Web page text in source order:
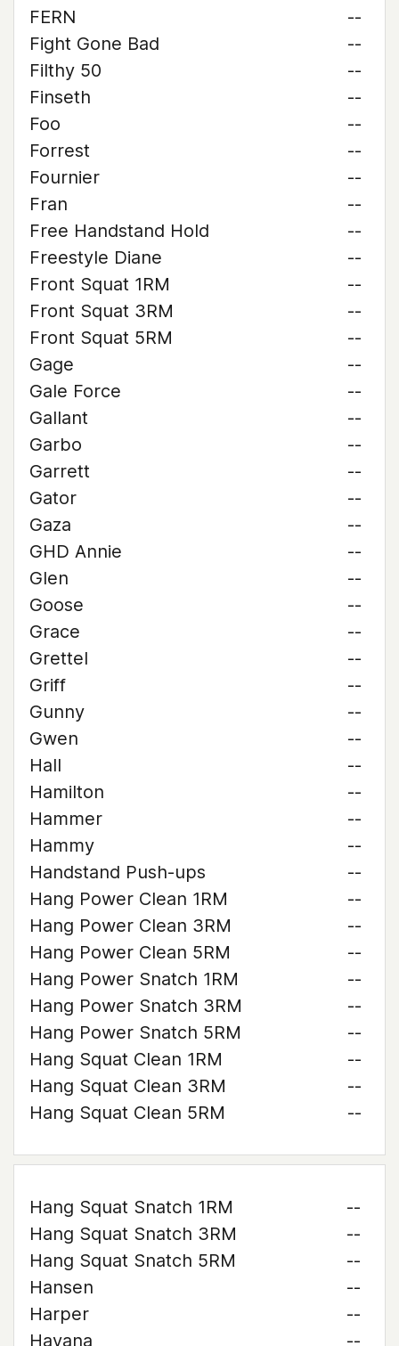
FERN
--
Fight Gone Bad
--
Filthy 50
--
Finseth
--
Foo
--
Forrest
--
Fournier
--
Fran
--
Free Handstand Hold
--
Freestyle Diane
--
Front Squat 1RM
--
Front Squat 3RM
--
Front Squat 5RM
--
Gage
--
Gale Force
--
Gallant
--
Garbo
--
Garrett
--
Gator
--
Gaza
--
GHD Annie
--
Glen
--
Goose
--
Grace
--
Grettel
--
Griff
--
Gunny
--
Gwen
--
Hall
--
Hamilton
--
Hammer
--
Hammy
--
Handstand Push-ups
--
Hang Power Clean 1RM
--
Hang Power Clean 3RM
--
Hang Power Clean 5RM
--
Hang Power Snatch 1RM
--
Hang Power Snatch 3RM
--
Hang Power Snatch 5RM
--
Hang Squat Clean 1RM
--
Hang Squat Clean 3RM
--
Hang Squat Clean 5RM
--
Hang Squat Snatch 1RM
--
Hang Squat Snatch 3RM
--
Hang Squat Snatch 5RM
--
Hansen
--
Harper
--
Havana
--